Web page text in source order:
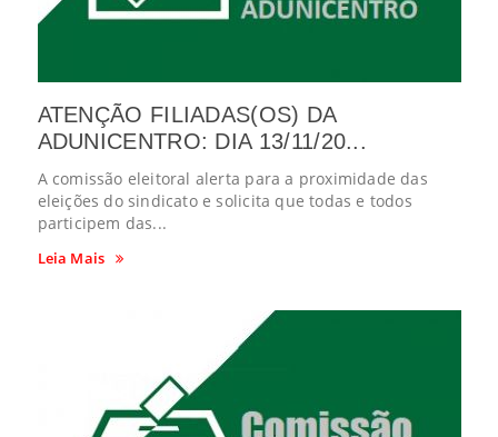
ATENÇÃO FILIADAS(OS) DA
ADUNICENTRO: DIA 13/11/20...
A comissão eleitoral alerta para a proximidade das
eleições do sindicato e solicita que todas e todos
participem das...
Leia Mais